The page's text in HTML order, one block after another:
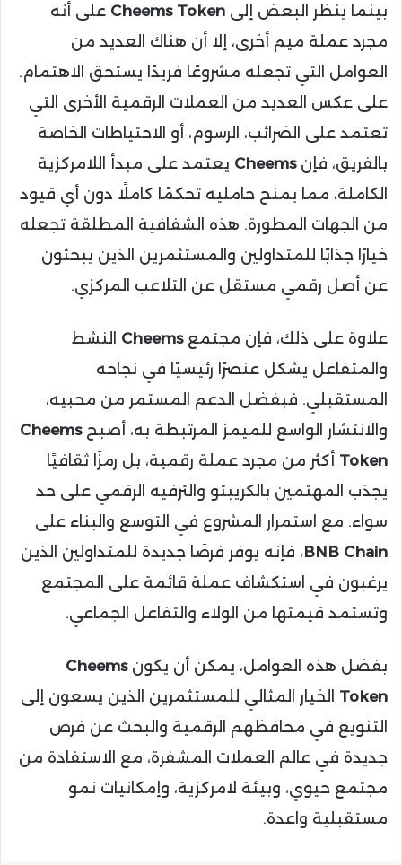
بينما ينظر البعض إلى Cheems Token على أنه
مجرد عملة ميم أخرى، إلا أن هناك العديد من
العوامل التي تجعله مشروعًا فريدًا يستحق الاهتمام.
على عكس العديد من العملات الرقمية الأخرى التي
تعتمد على الضرائب، الرسوم، أو الاحتياطات الخاصة
بالفريق، فإنCheems يعتمد على مبدأ اللامركزية
الكاملة، مما يمنح حامليه تحكمًا كاملًا دون أي قيود
من الجهات المطورة. هذه الشفافية المطلقة تجعله
خيارًا جذابًا للمتداولين والمستثمرين الذين يبحثون
عن أصل رقمي مستقل عن التلاعب المركزي.
علاوة على ذلك، فإن مجتمعCheems النشط
والمتفاعل يشكل عنصرًا رئيسيًا في نجاحه
المستقبلي. فبفضل الدعم المستمر من محبيه،
والانتشار الواسع للميمز المرتبطة به، أصبحCheems
Token أكثر من مجرد عملة رقمية، بل رمزًا ثقافيًا
يجذب المهتمين بالكريبتو والترفيه الرقمي على حد
سواء. مع استمرار المشروع في التوسع والبناء على
BNB Chain، فإنه يوفر فرصًا جديدة للمتداولين الذين
يرغبون في استكشاف عملة قائمة على المجتمع
وتستمد قيمتها من الولاء والتفاعل الجماعي.
بفضل هذه العوامل، يمكن أن يكونCheems
Token الخيار المثالي للمستثمرين الذين يسعون إلى
التنويع في محافظهم الرقمية والبحث عن فرص
جديدة في عالم العملات المشفرة، مع الاستفادة من
مجتمع حيوي، وبيئة لامركزية، وإمكانيات نمو
مستقبلية واعدة.